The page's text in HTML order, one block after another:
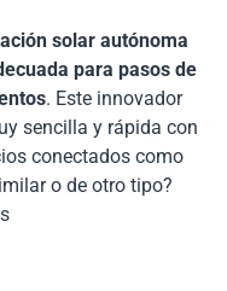
solar autónoma
para pasos de
. Este innovador
sencilla y rápida con
conectados como
o de otro tipo?